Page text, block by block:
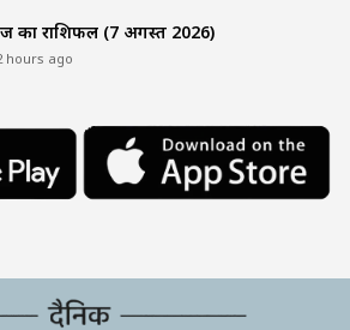
का राशिफल (7 अगस्त 2026)
hours ago